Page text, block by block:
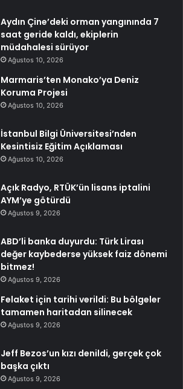
Aydın Çine’deki orman yangınında 7
saat geride kaldı, ekiplerin
müdahalesi sürüyor
Ağustos 10, 2026
Marmaris’ten Monako’ya Deniz
Koruma Projesi
Ağustos 10, 2026
İstanbul Bilgi Üniversitesi’nden
Kesintisiz Eğitim Açıklaması
Ağustos 10, 2026
Açık Radyo, RTÜK’ün lisans iptalini
AYM’ye götürdü
Ağustos 9, 2026
ABD’li banka duyurdu: Türk Lirası
değer kaybederse yüksek faiz dönemi
bitmez!
Ağustos 9, 2026
Felaket için tarihi verildi: Bu bölgeler
tamamen haritadan silinecek
Ağustos 9, 2026
Jeff Bezos’un kızı denildi, gerçek çok
başka çıktı
Ağustos 9, 2026